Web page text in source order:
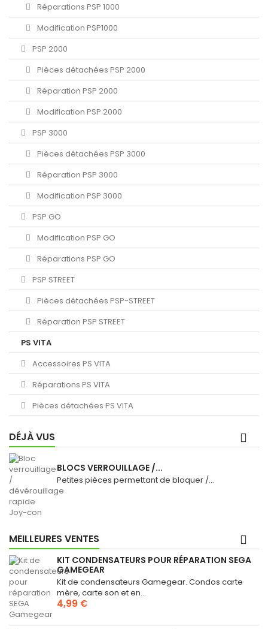
Réparations PSP 1000
Modification PSP1000
PSP 2000
Pièces détachées PSP 2000
Réparation PSP 2000
Modification PSP 2000
PSP 3000
Pièces détachées PSP 3000
Réparation PSP 3000
Modification PSP 3000
PSP GO
Modification PSP GO
Réparations PSP GO
PSP STREET
Pièces détachées PSP-STREET
Réparation PSP STREET
PS VITA
Accessoires PS VITA
Réparations PS VITA
Pièces détachées PS VITA
DÉJÀ VUS
BLOCS VERROUILLAGE /...
Petites pièces permettant de bloquer /...
MEILLEURES VENTES
KIT CONDENSATEURS POUR RÉPARATION SEGA
GAMEGEAR
Kit de condensateurs Gamegear. Condos carte
mère, carte son et en...
4,99 €